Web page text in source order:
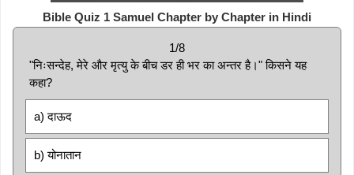
Bible Quiz 1 Samuel Chapter by Chapter in Hindi
1/8
"निःसन्देह, मेरे और मृत्यु के बीच डर ही भर का अन्तर है।" किसने यह
कहा?
a) दाऊद
b) योनातान